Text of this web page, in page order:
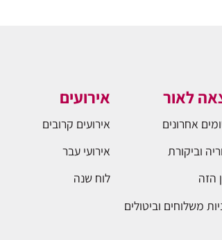
לאור
אחרונים
וביקורת
הזה
משלוחים וביטולים
אירועים
אירועים קרובים
אירועי עבר
לוח שנה